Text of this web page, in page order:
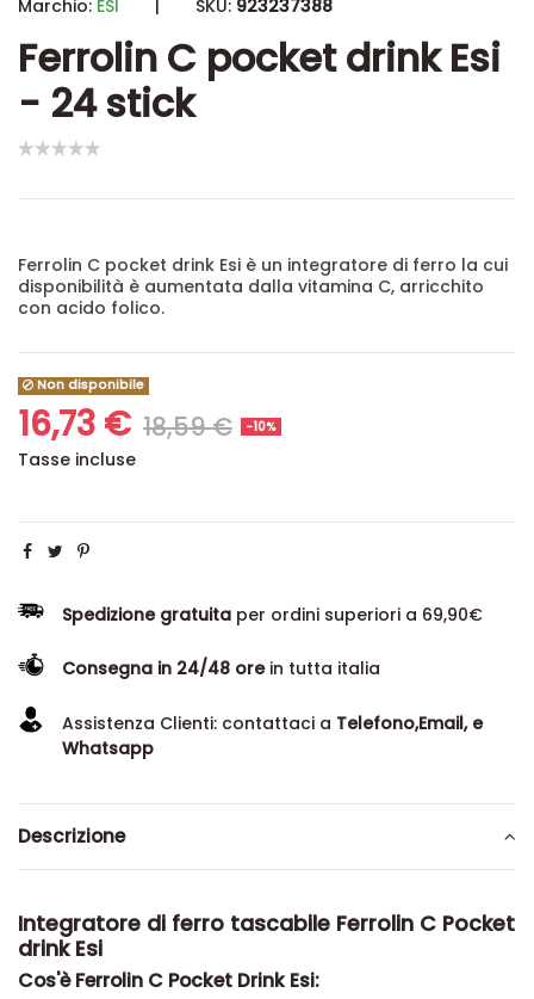
Marchio: ESI | SKU: 923237388
Ferrolin C pocket drink Esi
- 24 stick
Ferrolin C pocket drink Esi è un integratore di ferro la cui
disponibilità è aumentata dalla vitamina C, arricchito
con acido folico.
Non disponibile
16,73 € 18,59 € -10%
Tasse incluse
Spedizione gratuita per ordini superiori a 69,90€
Consegna in 24/48 orein tutta italia
Assistenza Clienti: contattaci a Telefono,Email, e
Whatsapp
Descrizione
Integratore di ferro tascabile Ferrolin C Pocket
drink Esi
Cos'è Ferrolin C Pocket Drink Esi: